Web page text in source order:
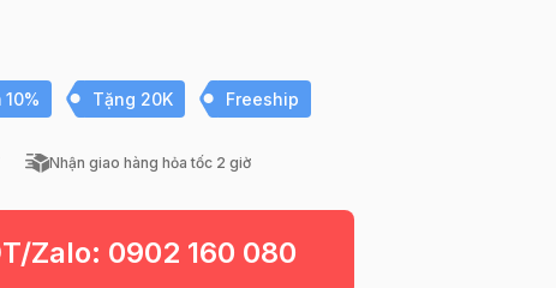
10% Tặng 20K Freeship
Nhận giao hàng hỏa tốc 2 giờ
Zalo: 0902 160 080